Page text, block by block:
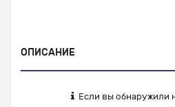
ОПИСАНИЕ
Если вы обнаружили